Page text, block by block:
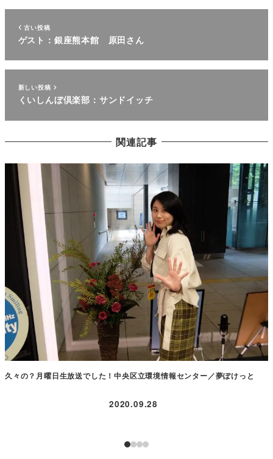
古い投稿
ゲスト：銀座熊本館 原田さん
新しい投稿
くいしんぼ倶楽部：サンドイッチ
関連記事
久々の？月曜日生放送でした！中央区立環境情報センター／夢ぽけっと
2020.09.28